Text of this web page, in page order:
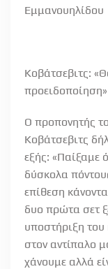
Εμμανουηλίδου
Κοβάτσεβιτς:
προειδοποίηση»
Ο προπονητής
Κοβάτσεβιτς
εξής: «Παίξαμε
δύσκολα
επίθεση
δυο πρώτα σετ
υποστήριξη του
στον αντίπαλο
χάνουμε αλλά